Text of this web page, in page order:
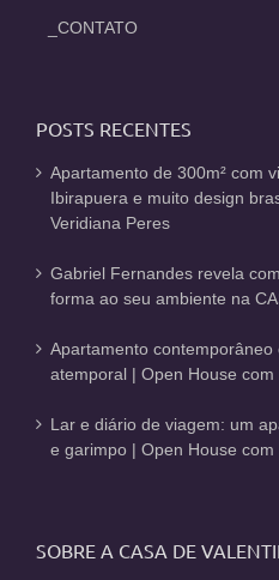
_CONTATO
POSTS RECENTES
Apartamento de 300m² com
Ibirapuera e muito design
Veridiana Peres
Gabriel Fernandes revela
forma ao seu ambiente na
Apartamento
atemporal | Open House
Lar e diário de viagem: um
e garimpo | Open House
SOBRE A CASA DE